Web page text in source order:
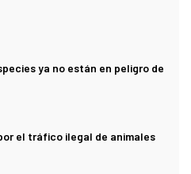
ya no están en peligro de
el tráfico ilegal de animales